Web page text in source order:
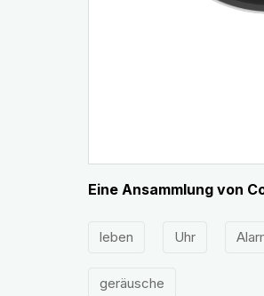
Eine Ansammlung von
leben Uhr
geräusche